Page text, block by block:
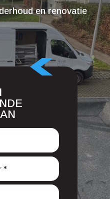
en renovatie